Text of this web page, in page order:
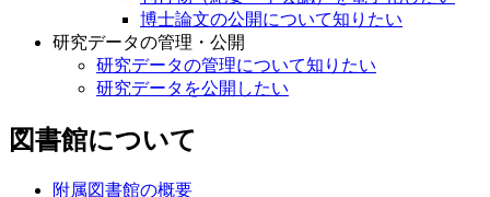
博士論文の公開について知りたい
研究データの管理・公開
研究データの管理について知りたい
研究データを公開したい
図書館について
附属図書館の概要